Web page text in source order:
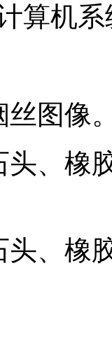
算机
丝图像
头、橡
头、橡